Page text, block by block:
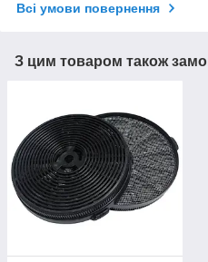
Всі умови повернення
З цим товаром також